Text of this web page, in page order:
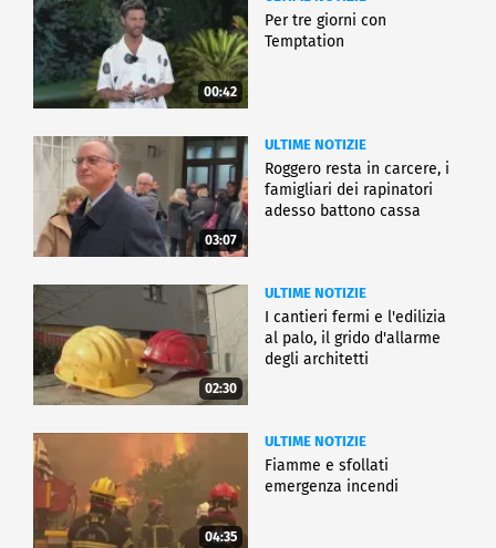
00:42
Per tre giorni con
Temptation
03:07
ULTIME NOTIZIE
Roggero resta in carcere, i
famigliari dei rapinatori
adesso battono cassa
02:30
ULTIME NOTIZIE
I cantieri fermi e l'edilizia
al palo, il grido d'allarme
degli architetti
04:35
ULTIME NOTIZIE
Fiamme e sfollati
emergenza incendi